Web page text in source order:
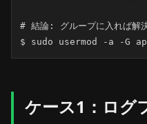
# 結論: グループに入れば解
$ sudo usermod -a -G
ケース1：ログ